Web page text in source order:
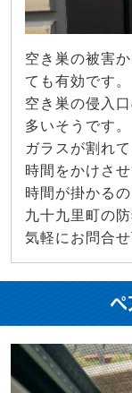
空き巣の被害
ても有効です。
空き巣の侵入
多いそうです。
ガラスが割れ
時間をかけさ
時間が掛かる
九十九里町の
気軽にお問合
ペ